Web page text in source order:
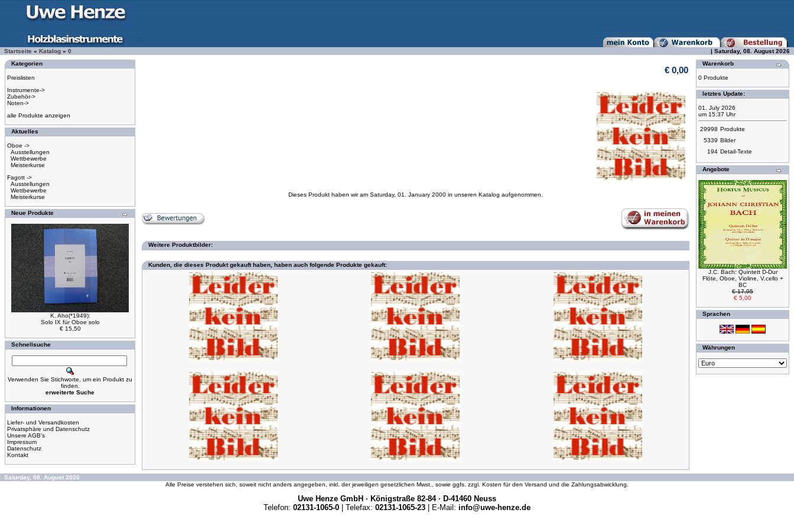
Startseite » Katalog » 0
| Saturday, 08. August 2026
Kategorien
Preislisten
Instrumente->
Zubehör->
Noten->
alle Produkte anzeigen
Aktuelles
Oboe ->
Ausstellungen
Wettbewerbe
Meisterkurse
Fagott ->
Ausstellungen
Wettbewerbe
Meisterkurse
Neue Produkte
K. Aho(*1949):
Solo IX für Oboe solo
€ 15,50
Schnellsuche
Verwenden Sie Stichworte, um ein Produkt zu
finden.
erweiterte Suche
Informationen
Liefer- und Versandkosten
Privatsphäre und Datenschutz
Unsere AGB's
Impressum
Datenschutz
Kontakt
€ 0,00
Dieses Produkt haben wir am Saturday, 01. January 2000 in unseren Katalog aufgenommen.
Weitere Produktbilder:
Kunden, die dieses Produkt gekauft haben, haben auch folgende Produkte gekauft:
Warenkorb
0 Produkte
letztes Update:
01. July 2026
um 15:37 Uhr
29998 Produkte
5339 Bilder
194 Detail-Texte
Angebote
J.C. Bach: Quintett D-Dur
Flöte, Oboe, Violine, V.cello +
BC
€ 17,95
€ 5,00
Sprachen
Währungen
Saturday, 08. August 2026
Alle Preise verstehen sich, soweit nicht anders angegeben, inkl. der jeweiligen gesetzlichen Mwst., sowie ggfs. zzgl. Kosten für den Versand und die Zahlungsabwicklung.
Uwe Henze GmbH · Königstraße 82-84 · D-41460 Neuss
Telefon: 02131-1065-0 | Telefax: 02131-1065-23 | E-Mail: info@uwe-henze.de